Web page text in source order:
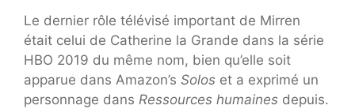
Le dernier rôle télévisé important de Mirren
était celui de Catherine la Grande dans la série
HBO 2019 du même nom, bien qu’elle soit
apparue dans Amazon’s Solos et a exprimé un
personnage dans Ressources humaines depuis.